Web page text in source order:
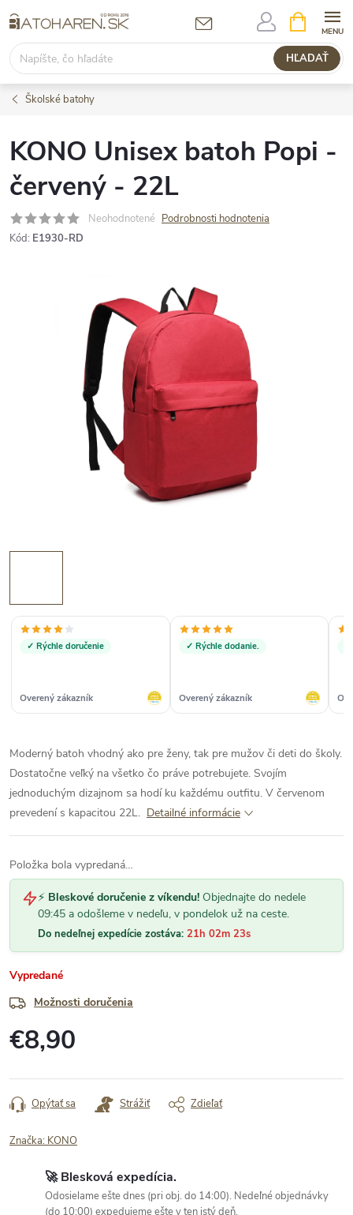
na
obsah
HĽADAŤ
KOŠÍK
Školské batohy
KONO Unisex batoh Popi -
červený - 22L
Neohodnotené Podrobnosti hodnotenia
Kód: E1930-RD
✓ Rýchle doručenie
Overený zákazník
✓ Rýchle dodanie.
Overený zákazník
Moderný batoh vhodný ako pre ženy, tak pre mužov či deti do školy.
Dostatočne veľký na všetko čo práve potrebujete. Svojím
jednoduchým dizajnom sa hodí ku každému outfitu. V červenom
prevedení s kapacitou 22L. Detailné informácie
Položka bola vypredaná…
⚡ Bleskové doručenie z víkendu! Objednajte do nedele
09:45 a odošleme v nedeľu, v pondelok už na ceste.
Do nedeľnej expedície zostáva: 21h 02m 23s
Vypredané
Možnosti doručenia
€8,90
cena:
Opýtať sa Strážiť Zdieľať
Značka: KONO
🚀 Blesková expedícia.
Odosielame ešte dnes (pri obj. do 14:00). Nedeľné objednávky
(do 10:00) expedujeme ešte v ten istý deň.